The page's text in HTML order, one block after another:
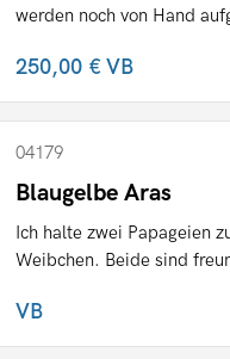
werden noch von Hand
250,00 €VB
04179
Blaugelbe Aras
Ich halte zwei Papageien
Weibchen. Beide sind
VB